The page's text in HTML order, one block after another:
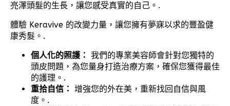
亮澤頭髮的生長，讓您感受真實的自己。.
體驗 Keravive 的改變力量，讓您擁有夢寐以求的豐盈健
康秀髮。.
個人化的照護： 我們的專業美容師會針對您獨特的
頭皮問題，為您量身打造治療方案，確保您獲得最佳
的護理。.
重拾自信： 增強您的外在美，重新找回自信與風
度。.